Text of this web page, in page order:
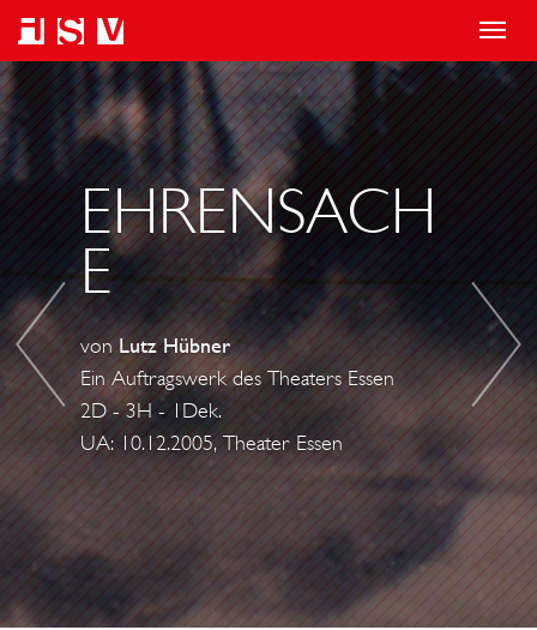
T
o
g
a
v
i
n
D
R
E
A
M
E
A
M
E
I
M
P
E
L
M
U
M
EHRENSACH
E
vonLutz Hübner
Ein Auftragswerk des Theaters Essen
2D - 3H - 1Dek.
UA: 10.12.2005, Theater Essen